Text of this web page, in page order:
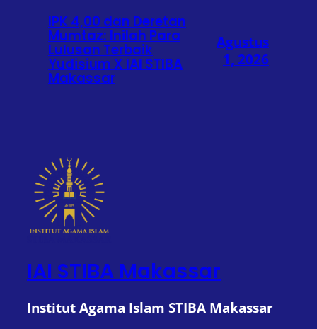
IPK 4,00 dan Deretan
Mumtaz: Inilah Para
Lulusan Terbaik
Yudisium X IAI STIBA
Makassar
Agustus
1, 2026
IAI STIBA Makassar
Institut Agama Islam STIBA Makassar